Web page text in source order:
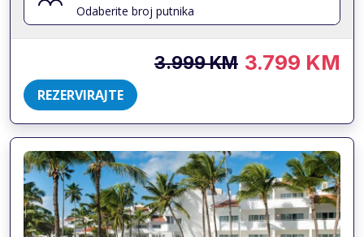
Odaberite broj putnika
3.999 KM 3.799 KM
REZERVIRAJTE